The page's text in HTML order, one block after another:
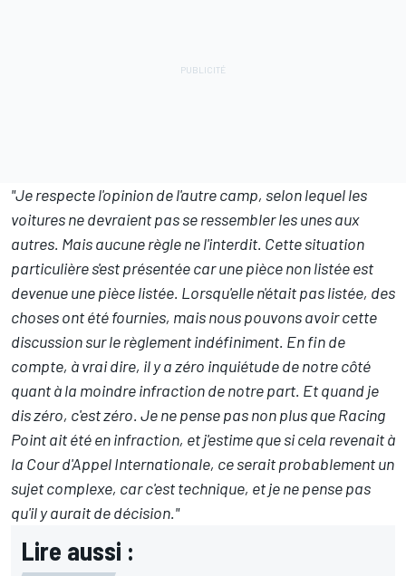
"Je respecte l'opinion de l'autre camp, selon lequel les
voitures ne devraient pas se ressembler les unes aux
autres. Mais aucune règle ne l'interdit. Cette situation
particulière s'est présentée car une pièce non listée est
devenue une pièce listée. Lorsqu'elle n'était pas listée, des
choses ont été fournies, mais nous pouvons avoir cette
discussion sur le règlement indéfiniment. En fin de
compte, à vrai dire, il y a zéro inquiétude de notre côté
quant à la moindre infraction de notre part. Et quand je
dis zéro, c'est zéro. Je ne pense pas non plus que Racing
Point ait été en infraction, et j'estime que si cela revenait à
la Cour d'Appel Internationale, ce serait probablement un
sujet complexe, car c'est technique, et je ne pense pas
qu'il y aurait de décision."
Lire aussi :